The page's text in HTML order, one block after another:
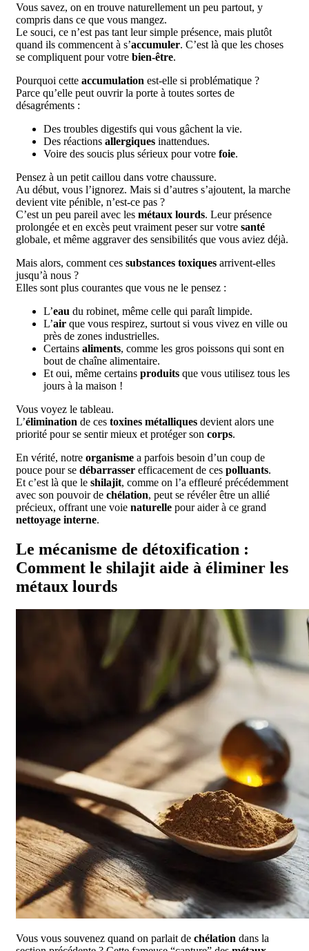
Vous savez, on en trouve naturellement un peu partout, y
compris dans ce que vous mangez.
Le souci, ce n’est pas tant leur simple présence, mais plutôt
quand ils commencent à s’accumuler. C’est là que les choses
se compliquent pour votre bien-être.
Pourquoi cette accumulation est-elle si problématique ?
Parce qu’elle peut ouvrir la porte à toutes sortes de
désagréments :
Des troubles digestifs qui vous gâchent la vie.
Des réactions allergiques inattendues.
Voire des soucis plus sérieux pour votre foie.
Pensez à un petit caillou dans votre chaussure.
Au début, vous l’ignorez. Mais si d’autres s’ajoutent, la marche
devient vite pénible, n’est-ce pas ?
C’est un peu pareil avec les métaux lourds. Leur présence
prolongée et en excès peut vraiment peser sur votre santé
globale, et même aggraver des sensibilités que vous aviez déjà.
Mais alors, comment ces substances toxiques arrivent-elles
jusqu’à nous ?
Elles sont plus courantes que vous ne le pensez :
L’eau du robinet, même celle qui paraît limpide.
L’air que vous respirez, surtout si vous vivez en ville ou
près de zones industrielles.
Certains aliments, comme les gros poissons qui sont en
bout de chaîne alimentaire.
Et oui, même certains produits que vous utilisez tous les
jours à la maison !
Vous voyez le tableau.
L’élimination de ces toxines métalliques devient alors une
priorité pour se sentir mieux et protéger son corps.
En vérité, notre organisme a parfois besoin d’un coup de
pouce pour se débarrasser efficacement de ces polluants.
Et c’est là que le shilajit, comme on l’a effleuré précédemment
avec son pouvoir de chélation, peut se révéler être un allié
précieux, offrant une voie naturelle pour aider à ce grand
nettoyage interne.
Le mécanisme de détoxification :
Comment le shilajit aide à éliminer les
métaux lourds
Vous vous souvenez quand on parlait de chélation dans la